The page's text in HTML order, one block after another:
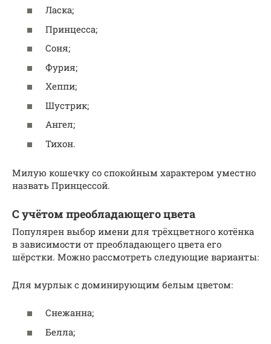
Ласка;
Принцесса;
Соня;
Фурия;
Хеппи;
Шустрик;
Ангел;
Тихон.
Милую кошечку со спокойным характером уместно
назвать Принцессой.
С учётом преобладающего цвета
Популярен выбор имени для трёхцветного котёнка
в зависимости от преобладающего цвета его
шёрстки. Можно рассмотреть следующие варианты:
Для мурлык с доминирующим белым цветом:
Снежанна;
Белла;